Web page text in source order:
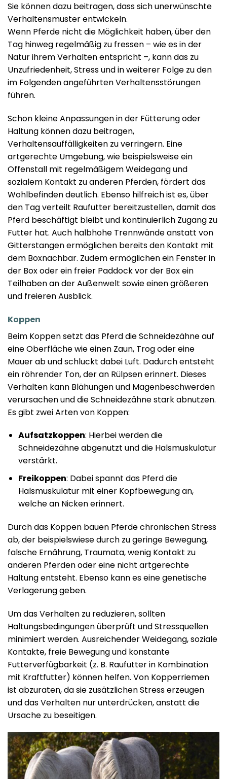
Sie können dazu beitragen, dass sich unerwünschte
Verhaltensmuster entwickeln.
Wenn Pferde nicht die Möglichkeit haben, über den
Tag hinweg regelmäßig zu fressen – wie es in der
Natur ihrem Verhalten entspricht –, kann das zu
Unzufriedenheit, Stress und in weiterer Folge zu den
im Folgenden angeführten Verhaltensstörungen
führen.
Schon kleine Anpassungen in der Fütterung oder
Haltung können dazu beitragen,
Verhaltensauffälligkeiten zu verringern. Eine
artgerechte Umgebung, wie beispielsweise ein
Offenstall mit regelmäßigem Weidegang und
sozialem Kontakt zu anderen Pferden, fördert das
Wohlbefinden deutlich. Ebenso hilfreich ist es, über
den Tag verteilt Raufutter bereitzustellen, damit das
Pferd beschäftigt bleibt und kontinuierlich Zugang zu
Futter hat. Auch halbhohe Trennwände anstatt von
Gitterstangen ermöglichen bereits den Kontakt mit
dem Boxnachbar. Zudem ermöglichen ein Fenster in
der Box oder ein freier Paddock vor der Box ein
Teilhaben an der Außenwelt sowie einen größeren
und freieren Ausblick.
Koppen
Beim Koppen setzt das Pferd die Schneidezähne auf
eine Oberfläche wie einen Zaun, Trog oder eine
Mauer ab und schluckt dabei Luft. Dadurch entsteht
ein röhrender Ton, der an Rülpsen erinnert. Dieses
Verhalten kann Blähungen und Magenbeschwerden
verursachen und die Schneidezähne stark abnutzen.
Es gibt zwei Arten von Koppen:
Aufsatzkoppen: Hierbei werden die
Schneidezähne abgenutzt und die Halsmuskulatur
verstärkt.
Freikoppen: Dabei spannt das Pferd die
Halsmuskulatur mit einer Kopfbewegung an,
welche an Nicken erinnert.
Durch das Koppen bauen Pferde chronischen Stress
ab, der beispielswiese durch zu geringe Bewegung,
falsche Ernährung, Traumata, wenig Kontakt zu
anderen Pferden oder eine nicht artgerechte
Haltung entsteht. Ebenso kann es eine genetische
Verlagerung geben.
Um das Verhalten zu reduzieren, sollten
Haltungsbedingungen überprüft und Stressquellen
minimiert werden. Ausreichender Weidegang, soziale
Kontakte, freie Bewegung und konstante
Futterverfügbarkeit (z. B. Raufutter in Kombination
mit Kraftfutter) können helfen. Von Kopperriemen
ist abzuraten, da sie zusätzlichen Stress erzeugen
und das Verhalten nur unterdrücken, anstatt die
Ursache zu beseitigen.